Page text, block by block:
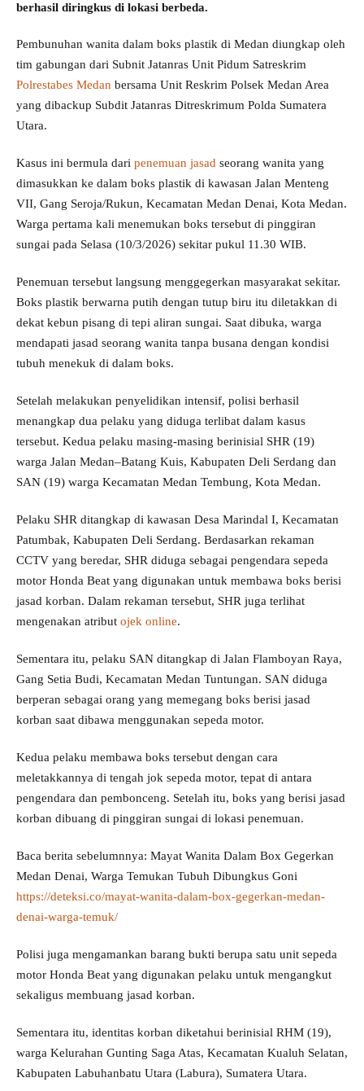
berhasil diringkus di lokasi berbeda.
Pembunuhan wanita dalam boks plastik di Medan diungkap oleh
tim gabungan dari Subnit Jatanras Unit Pidum Satreskrim
Polrestabes Medan bersama Unit Reskrim Polsek Medan Area
yang dibackup Subdit Jatanras Ditreskrimum Polda Sumatera
Utara.
Kasus ini bermula dari penemuan jasad seorang wanita yang
dimasukkan ke dalam boks plastik di kawasan Jalan Menteng
VII, Gang Seroja/Rukun, Kecamatan Medan Denai, Kota Medan.
Warga pertama kali menemukan boks tersebut di pinggiran
sungai pada Selasa (10/3/2026) sekitar pukul 11.30 WIB.
Penemuan tersebut langsung menggegerkan masyarakat sekitar.
Boks plastik berwarna putih dengan tutup biru itu diletakkan di
dekat kebun pisang di tepi aliran sungai. Saat dibuka, warga
mendapati jasad seorang wanita tanpa busana dengan kondisi
tubuh menekuk di dalam boks.
Setelah melakukan penyelidikan intensif, polisi berhasil
menangkap dua pelaku yang diduga terlibat dalam kasus
tersebut. Kedua pelaku masing-masing berinisial SHR (19)
warga Jalan Medan–Batang Kuis, Kabupaten Deli Serdang dan
SAN (19) warga Kecamatan Medan Tembung, Kota Medan.
Pelaku SHR ditangkap di kawasan Desa Marindal I, Kecamatan
Patumbak, Kabupaten Deli Serdang. Berdasarkan rekaman
CCTV yang beredar, SHR diduga sebagai pengendara sepeda
motor Honda Beat yang digunakan untuk membawa boks berisi
jasad korban. Dalam rekaman tersebut, SHR juga terlihat
mengenakan atribut ojek online.
Sementara itu, pelaku SAN ditangkap di Jalan Flamboyan Raya,
Gang Setia Budi, Kecamatan Medan Tuntungan. SAN diduga
berperan sebagai orang yang memegang boks berisi jasad
korban saat dibawa menggunakan sepeda motor.
Kedua pelaku membawa boks tersebut dengan cara
meletakkannya di tengah jok sepeda motor, tepat di antara
pengendara dan pembonceng. Setelah itu, boks yang berisi jasad
korban dibuang di pinggiran sungai di lokasi penemuan.
Baca berita sebelumnnya: Mayat Wanita Dalam Box Gegerkan
Medan Denai, Warga Temukan Tubuh Dibungkus Goni
https://deteksi.co/mayat-wanita-dalam-box-gegerkan-medan-
denai-warga-temuk/
Polisi juga mengamankan barang bukti berupa satu unit sepeda
motor Honda Beat yang digunakan pelaku untuk mengangkut
sekaligus membuang jasad korban.
Sementara itu, identitas korban diketahui berinisial RHM (19),
warga Kelurahan Gunting Saga Atas, Kecamatan Kualuh Selatan,
Kabupaten Labuhanbatu Utara (Labura), Sumatera Utara.